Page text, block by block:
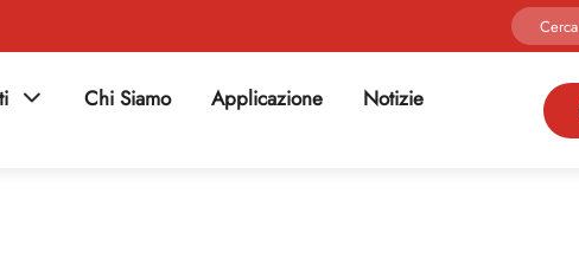
Chi Siamo Applicazione
Notizie